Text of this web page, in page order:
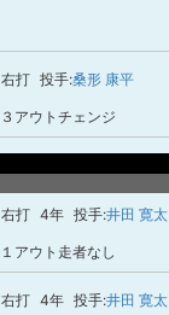
右打 投手:桑形 康平
３アウトチェンジ
右打 4年 投手:井田 寛太
１アウト走者なし
右打 4年 投手:井田 寛太